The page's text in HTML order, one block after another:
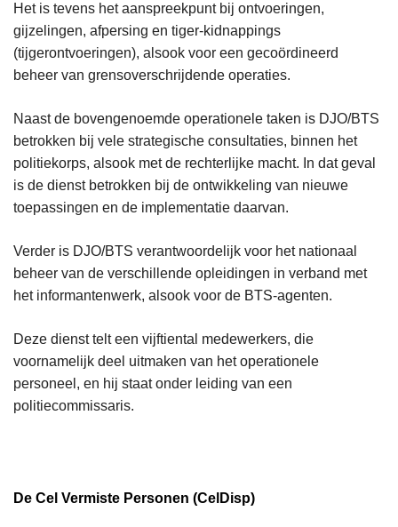
Het is tevens het aanspreekpunt bij ontvoeringen,
gijzelingen, afpersing en tiger-kidnappings
(tijgerontvoeringen), alsook voor een gecoördineerd
beheer van grensoverschrijdende operaties.
Naast de bovengenoemde operationele taken is DJO/BTS
betrokken bij vele strategische consultaties, binnen het
politiekorps, alsook met de rechterlijke macht. In dat geval
is de dienst betrokken bij de ontwikkeling van nieuwe
toepassingen en de implementatie daarvan.
Verder is DJO/BTS verantwoordelijk voor het nationaal
beheer van de verschillende opleidingen in verband met
het informantenwerk, alsook voor de BTS-agenten.
Deze dienst telt een vijftiental medewerkers, die
voornamelijk deel uitmaken van het operationele
personeel, en hij staat onder leiding van een
politiecommissaris.
De Cel Vermiste Personen (CelDisp)